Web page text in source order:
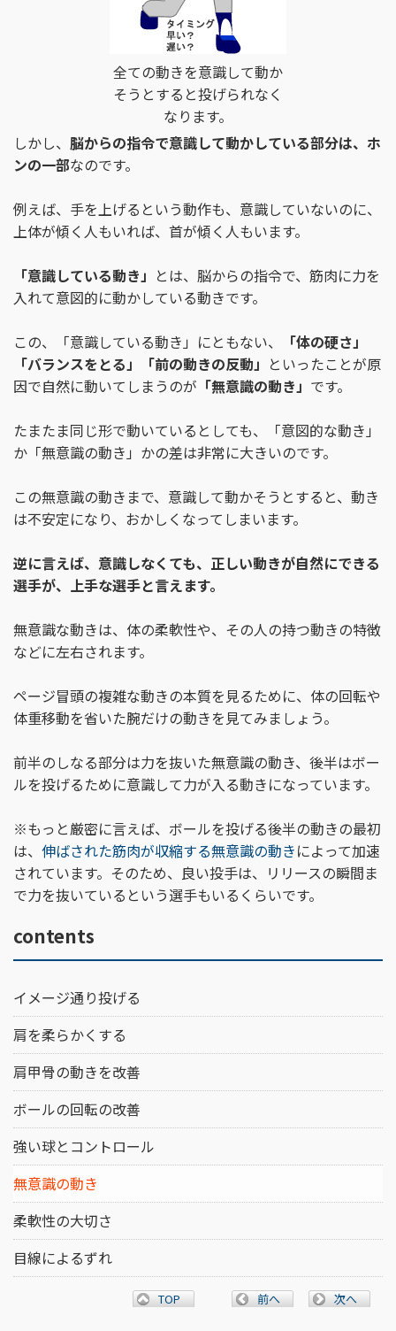
全ての動きを意識して動か
そうとすると投げられなく
なります。
しかし、 脳からの指令で意識して動かしている部分は、ホ
ンの一部なのです。
例えば、手を上げるという動作も、意識していないのに、
上体が傾く人もいれば、首が傾く人もいます。
「意識している動き」 とは、脳からの指令で、筋肉に力を
入れて意図的に動かしている動きです。
この、「意識している動き」にともない、
「体の硬さ」
「バランスをとる」「前の動きの反動」 といったことが原
因で自然に動いてしまうのが 「無意識の動き 」 です。
たまたま同じ形で動いているとしても、「意図的な動き」
か「無意識の動き」かの差は非常に大きいのです。
この無意識の動きまで、意識して動かそうとすると、動き
は不安定になり、おかしくなってしまいます。
逆に言えば、意識しなくても、正しい動きが自然にできる
選手が、上手な選手と言えます。
無意識な動きは、体の柔軟性や、その人の持つ動きの特徴
などに左右されます。
ページ冒頭の複雑な動きの本質を見るために、体の回転や
体重移動を省いた腕だけの動きを見てみましょう。
前半のしなる部分は力を抜いた無意識の動き、後半はボー
ルを投げるために意識して力が入る動きになっています。
※もっと厳密に言えば、ボールを投げる後半の動きの最初
は、 伸ばされた筋肉が収縮する無意識の動きによって加速
されています。そのため、良い投手は、リリースの瞬間ま
で力を抜いているという選手もいるくらいです。
contents
イメージ通り投げる
肩を柔らかくする
肩甲骨の動きを改善
ボールの回転の改善
強い球とコントロール
無意識の動き
柔軟性の大切さ
目線によるずれ
TOP 前へ 次へ